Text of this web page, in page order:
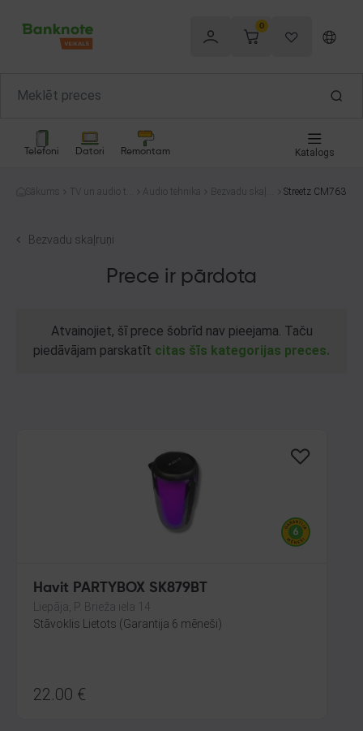
0
Telefoni Datori Remontam Katalogs
Sākums
TV un audio te
Audio tehnika
Bezvadu skaļr
Streetz CM763
Bezvadu skaļruņi
Prece ir pārdota
Atvainojiet, šī prece šobrīd nav pieejama. Taču
piedāvājam parskatīt citas šīs kategorijas preces.
Havit PARTYBOX SK879BT
Liepāja, P. Brieža iela 14
Stāvoklis Lietots (Garantija 6 mēneši)
22.00 €